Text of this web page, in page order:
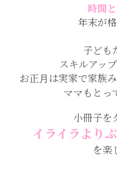
時間
年末が
子ども
スキルアッ
お正月は実家で家族
ママもとっ
小冊子を
イライラより
を楽